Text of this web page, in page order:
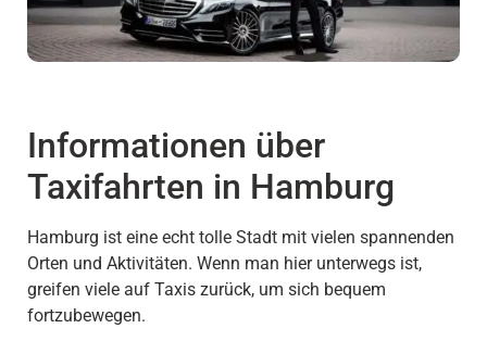
Informationen über
Taxifahrten in Hamburg
Hamburg ist eine echt tolle Stadt mit vielen spannenden
Orten und Aktivitäten. Wenn man hier unterwegs ist,
greifen viele auf Taxis zurück, um sich bequem
fortzubewegen.